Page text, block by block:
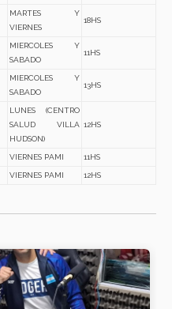
MARTES Y
VIERNES
18HS
MIERCOLES Y
SABADO
11HS
MIERCOLES Y
SABADO
13HS
LUNES (CENTRO
SALUD VILLA
HUDSON)
12HS
VIERNES PAMI 11HS
VIERNES PAMI 12HS